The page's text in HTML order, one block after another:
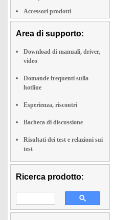
Accessori prodotti
Area di supporto:
Download di manuali, driver,
video
Domande frequenti sulla
hotline
Esperienza, riscontri
Bacheca di discussione
Risultati dei test e relazioni sui
test
Ricerca prodotto: